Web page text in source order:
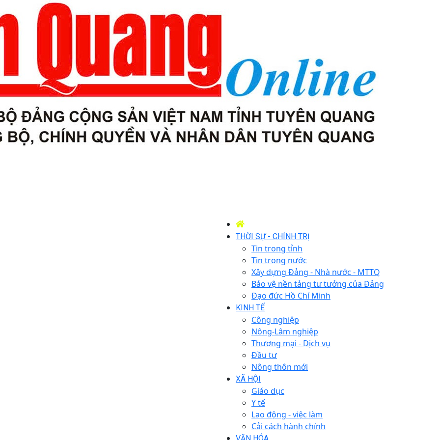
THỜI SỰ - CHÍNH TRỊ
Tin trong tỉnh
Tin trong nước
Xây dựng Đảng - Nhà nước - MTTQ
Bảo vệ nền tảng tư tưởng của Đảng
Đạo đức Hồ Chí Minh
KINH TẾ
Công nghiệp
Nông-Lâm nghiệp
Thương mại - Dịch vụ
Đầu tư
Nông thôn mới
XÃ HỘI
Giáo dục
Y tế
Lao động - việc làm
Cải cách hành chính